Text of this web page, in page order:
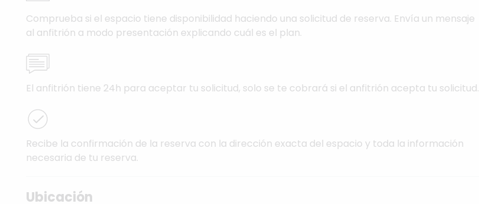
Comprueba si el espacio tiene disponibilidad haciendo una solicitud de reserva. Envía un mensaje
al anfitrión a modo presentación explicando cuál es el plan.
El anfitrión tiene 24h para aceptar tu solicitud, solo se te cobrará si el anfitrión acepta tu solicitud.
Recibe la confirmación de la reserva con la dirección exacta del espacio y toda la información
necesaria de tu reserva.
Ubicación